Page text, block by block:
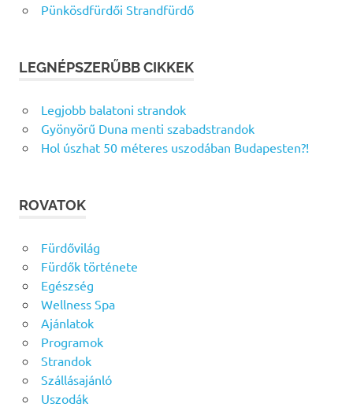
Pünkösdfürdői Strandfürdő
LEGNÉPSZERŰBB CIKKEK
Legjobb balatoni strandok
Gyönyörű Duna menti szabadstrandok
Hol úszhat 50 méteres uszodában Budapesten?!
ROVATOK
Fürdővilág
Fürdők története
Egészség
Wellness Spa
Ajánlatok
Programok
Strandok
Szállásajánló
Uszodák